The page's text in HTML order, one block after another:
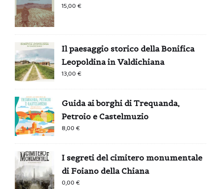
15,00€
Il paesaggio storico della Bonifica
Leopoldina in Valdichiana
13,00€
Guida ai borghi di Trequanda,
Petroio e Castelmuzio
8,00€
I segreti del cimitero monumentale
di Foiano della Chiana
0,00€